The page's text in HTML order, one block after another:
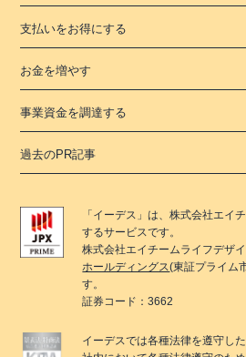
支払いをお得にする
お金を増やす
事業資金を調達する
過去のPR記事
「 イーデス 」は、株式会社エイ
するサービスです。
株式会社エイチームライフデザ
ホールディングス(東証プライム
す。
証券コード：3662
イーデスでは各種法律を遵守し